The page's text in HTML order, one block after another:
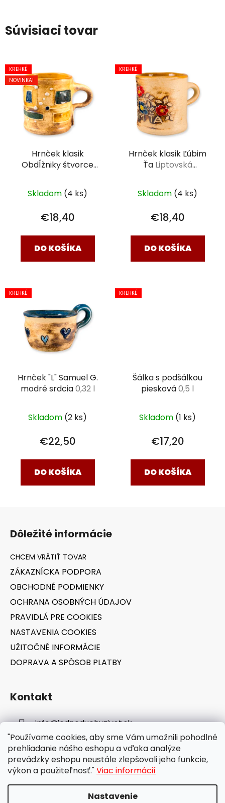
"Používame cookies, aby sme Vám umožnili pohodlné
prehliadanie nášho eshopu a vďaka analýze
prevádzky eshopu neustále zlepšovali jeho funkcie,
výkon a použiteľnosť."Viac informácií
Nastavenie
Súvisiaci tovar
KREHKÉ
NOVINKA!
Hrnček klasik
Obdĺžniky štvorce
keramika 0,3 l
Skladom (4 ks)
€18,40
DO KOŠÍKA
KREHKÉ
Hrnček klasik Ľúbim
Ťa Liptovská
Skladom (4 ks)
€18,40
DO KOŠÍKA
KREHKÉ
Hrnček "L" Samuel G.
modré srdcia0,32 l
Skladom (2 ks)
€22,50
DO KOŠÍKA
KREHKÉ
Šálka s podšálkou
piesková0,5 l
Skladom (1 ks)
€17,20
DO KOŠÍKA
Dôležité informácie
ZÁKAZNÍCKA PODPORA
OBCHODNÉ PODMIENKY
OCHRANA OSOBNÝCH ÚDAJOV
PRAVIDLÁ PRE COOKIES
NASTAVENIA COOKIES
UŽITOČNÉ INFORMÁCIE
DOPRAVA A SPÔSOB PLATBY
Kontakt
info@jednoduchyzivot.sk
E-shop: 0948 647 767